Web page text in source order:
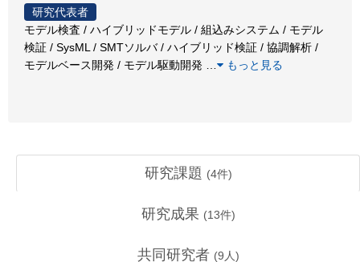
研究代表者
モデル検査 / ハイブリッドモデル / 組込みシステム / モデル
検証 / SysML / SMTソルバ / ハイブリッド検証 / 協調解析 /
モデルベース開発 / モデル駆動開発
もっと見る
研究課題 (4件)
研究成果 (13件)
共同研究者 (9 人)